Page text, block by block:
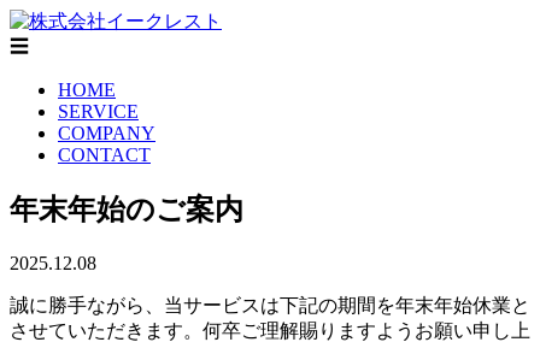
☰
HOME
SERVICE
COMPANY
CONTACT
年末年始のご案内
2025.12.08
誠に勝手ながら、当サービスは下記の期間を年末年始休業と
させていただきます。何卒ご理解賜りますようお願い申し上